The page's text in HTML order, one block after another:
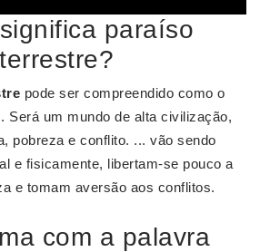
paraíso
terrestre?
pode ser compreendido como o
Será um mundo de alta civilização,
pobreza e conflito. ... vão sendo
e fisicamente, libertam-se pouco a
e tomam aversão aos conflitos.
com a palavra